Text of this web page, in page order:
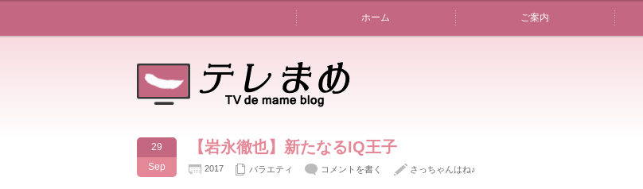
ホーム ご案内
29
Sep
【岩永徹也】新たなるIQ王子
2017 バラエティ コメントを書く さっちゃんはね♪